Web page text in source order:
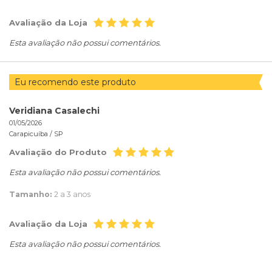
Avaliação da Loja
Esta avaliação não possui comentários.
Eu recomendo este produto
Veridiana Casalechi
01/05/2026
Carapicuíba / SP
Avaliação do Produto
Esta avaliação não possui comentários.
Tamanho: 2 a 3 anos
Avaliação da Loja
Esta avaliação não possui comentários.